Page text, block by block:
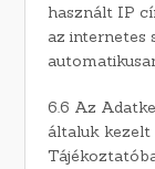
használt IP
az internetes
6.6 Az
általuk kezelt